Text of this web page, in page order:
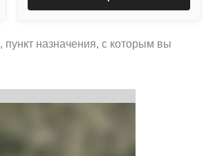
, пункт назначения, с которым вы